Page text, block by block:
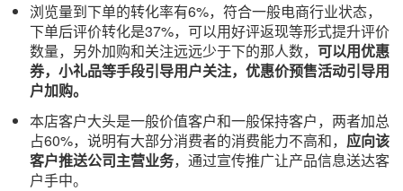
浏览量到下单的转化率有6%，符合一般电商行业状态，
下单后评价转化是37%，可以用好评返现等形式提升评价
数量，另外加购和关注远远少于下的那人数， 可以用优惠
券，小礼品等手段引导用户关注，优惠价预售活动引导用
户加购。
本店客户大头是一般价值客户和一般保持客户，两者加总
占60%，说明有大部分消费者的消费能力不高和， 应向该
客户推送公司主营业务，通过宣传推广让产品信息送达客
户手中。